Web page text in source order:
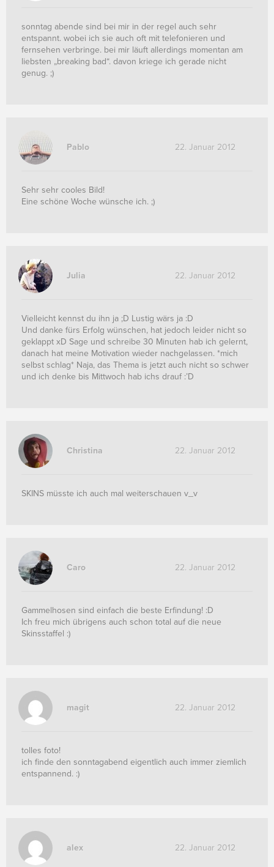
sonntag abende sind bei mir in der regel auch sehr
entspannt. wobei ich sie auch oft mit telefonieren und
fernsehen verbringe. bei mir läuft allerdings momentan am
liebsten „breaking bad“. davon kriege ich gerade nicht
genug. ;)
Pablo 22. Januar 2012
Sehr sehr cooles Bild!
Eine schöne Woche wünsche ich. ;)
Julia 22. Januar 2012
Vielleicht kennst du ihn ja ;D Lustig wärs ja :D
Und danke fürs Erfolg wünschen, hat jedoch leider nicht so
geklappt xD Sage und schreibe 30 Minuten hab ich gelernt,
danach hat meine Motivation wieder nachgelassen. *mich
selbst schlag* Naja, das Thema is jetzt auch nicht so schwer
und ich denke bis Mittwoch hab ichs drauf :’D
Christina 22. Januar 2012
SKINS müsste ich auch mal weiterschauen v_v
Caro 22. Januar 2012
Gammelhosen sind einfach die beste Erfindung! :D
Ich freu mich übrigens auch schon total auf die neue
Skinsstaffel :)
magit 22. Januar 2012
tolles foto!
ich finde den sonntagabend eigentlich auch immer ziemlich
entspannend. :)
alex 22. Januar 2012